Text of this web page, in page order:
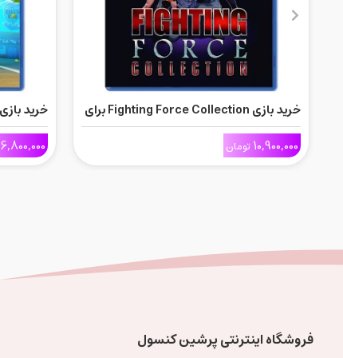
خرید بازی Fighting Force Collection برای
Ps5
10,900,000تومان
Ps5
6,800,000
فروشگاه اینترنتی پرشین کنسول